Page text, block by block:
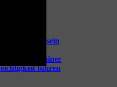
als Hundetrainer
führen